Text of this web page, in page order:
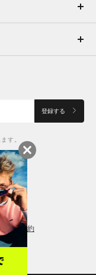
登録する
す。
会員規約